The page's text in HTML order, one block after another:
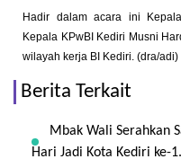
Hadir dalam acara ini
Kepala KPwBI Kediri Musni
wilayah kerja BI Kediri. (dra/adi)
Berita Terkait
Mbak Wali Serahkan
Hari Jadi Kota Kediri ke-